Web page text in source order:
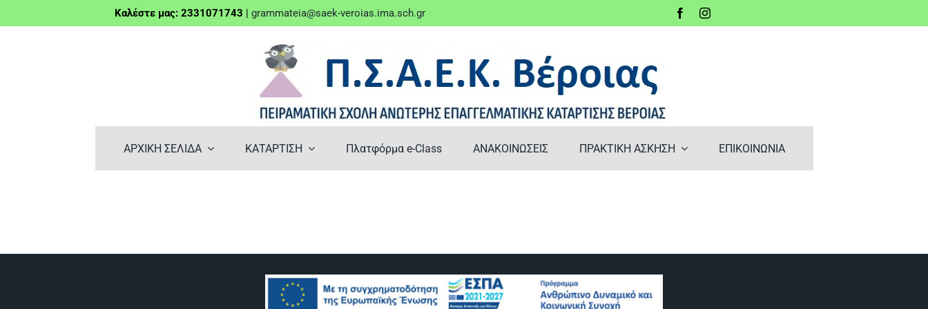
στο
Καλέστε μας: 2331071743 | grammateia@saek-veroias.ima.sch.gr
ΑΡΧΙΚΗ ΣΕΛΙΔΑ ΚΑΤΑΡΤΙΣΗ Πλατφόρμα e-Class ΑΝΑΚΟΙΝΩΣΕΙΣ ΠΡΑΚΤΙΚΗ ΑΣΚΗΣΗ ΕΠΙΚΟΙΝΩΝΙΑ